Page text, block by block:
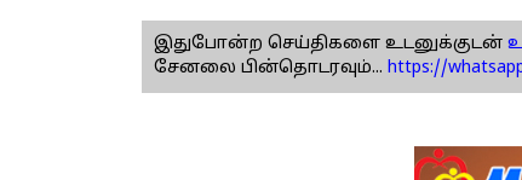
இதுபோன்ற செய்திகளை உடனுக்குடன்
சேனலை பின்தொடரவும்... https://